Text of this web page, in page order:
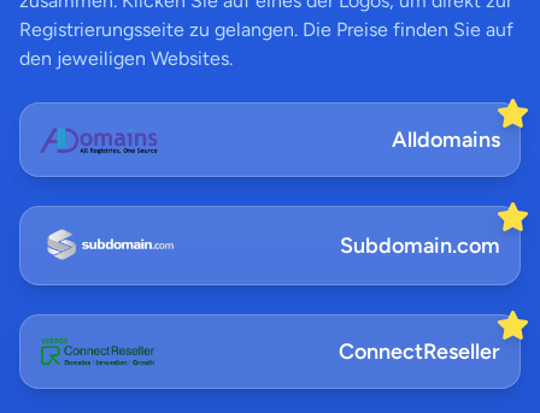
Registrierungsseite zu gelangen. Die Preise finden Sie auf
den jeweiligen Websites.
Alldomains
Subdomain.com
ConnectReseller